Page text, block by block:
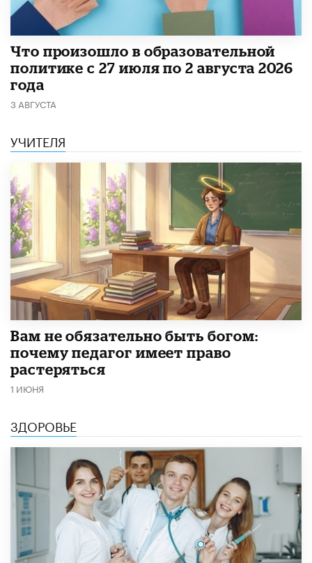
​Что произошло в образовательной
политике с 27 июля по 2 августа 2026
года
3 АВГУСТА
УЧИТЕЛЯ
​Вам не обязательно быть богом:
почему педагог имеет право
растеряться
1 ИЮНЯ
ЗДОРОВЬЕ